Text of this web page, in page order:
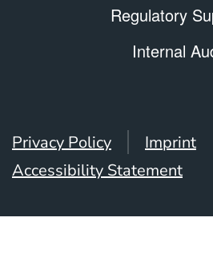
Regulatory
Internal
Privacy Policy
Imprint
Accessibility Statement